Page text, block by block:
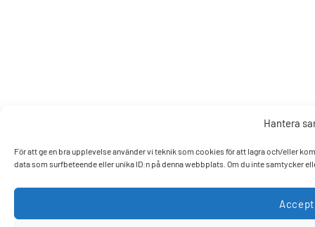
Hantera
För att ge en bra upplevelse använder vi teknik som cookies för att lagra och/eller
data som surfbeteende eller unika ID:n på denna webbplats. Om du inte samtycker